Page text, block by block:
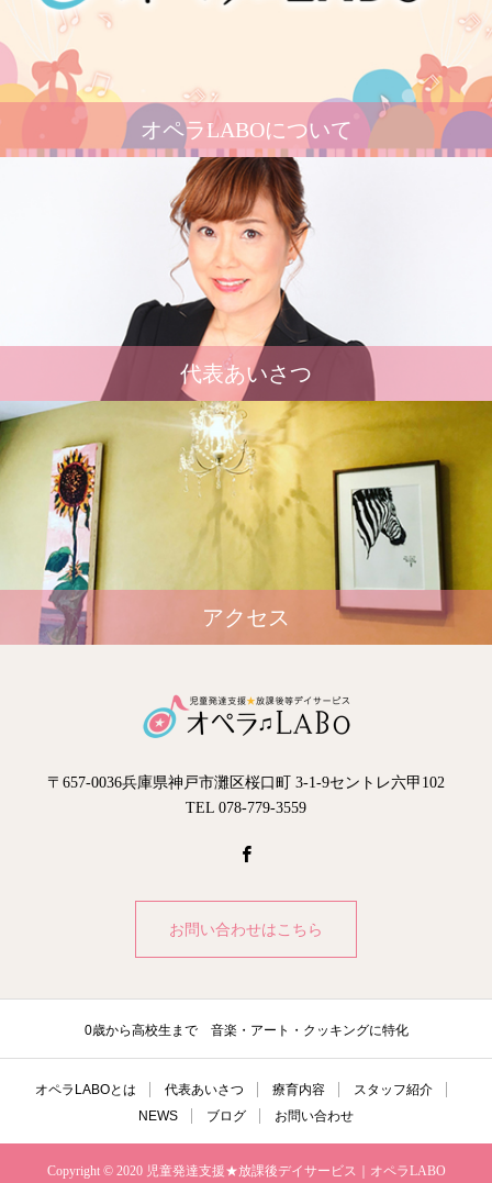
オペラLABOについて
代表あいさつ
アクセス
〒657-0036兵庫県神戸市灘区桜口町 3-1-9セントレ六甲102
TEL 078-779-3559
お問い合わせはこちら
0歳から高校生まで 音楽・アート・クッキングに特化
オペラLABOとは 代表あいさつ 療育内容
スタッフ紹介
NEWS
ブログ お問い合わせ
Copyright © 2020 児童発達支援★放課後デイサービス｜オペラLABO